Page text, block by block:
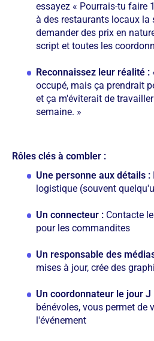
essayez « Pourrais-tu faire
à des restaurants locaux la
demander des prix en
script et toutes les
Reconnaissez leur réalité :
occupé, mais ça prendrait
et ça m'éviterait de
semaine. »
Rôles clés à combler :
Une personne aux détails :
logistique (souvent
Un connecteur : Contacte
pour les commandites
Un responsable des
mises à jour, crée des
Un coordonnateur le jour J
bénévoles, vous permet de
l'événement